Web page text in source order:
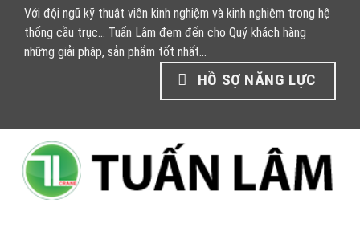
Với đội ngũ kỹ thuật viên kinh nghiệm và kinh nghiệm trong hệ
thống cầu trục... Tuấn Lâm đem đến cho Quý khách hàng
những giải pháp, sản phẩm tốt nhất...
HỒ SỢ NĂNG LỰC